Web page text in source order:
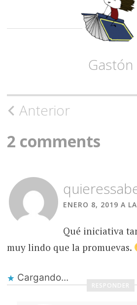
Gastón
Navegación
de
entrada
Anterior
2 comments
ENERO 8, 2019 A
Qué iniciativa
muy lindo que la promuevas.
Cargando...
RESPONDER